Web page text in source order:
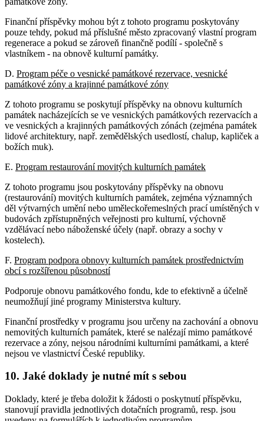
Finanční příspěvky mohou být z tohoto programu poskytovány
pouze tehdy, pokud má příslušné město zpracovaný vlastní program
regenerace a pokud se zároveň finančně podílí - společně s
vlastníkem - na obnově kulturní památky.
D. Program péče o vesnické památkové rezervace, vesnické
památkové zóny a krajinné památkové zóny
Z tohoto programu se poskytují příspěvky na obnovu kulturních
památek nacházejících se ve vesnických památkových rezervacích a
ve vesnických a krajinných památkových zónách (zejména památek
lidové architektury, např. zemědělských usedlostí, chalup, kapliček a
božích muk).
E. Program restaurování movitých kulturních památek
Z tohoto programu jsou poskytovány příspěvky na obnovu
(restaurování) movitých kulturních památek, zejména významných
děl výtvarných umění nebo uměleckořemeslných prací umístěných v
budovách zpřístupněných veřejnosti pro kulturní, výchovně
vzdělávací nebo náboženské účely (např. obrazy a sochy v
kostelech).
F. Program podpora obnovy kulturních památek prostřednictvím
obcí s rozšířenou působností
Podporuje obnovu památkového fondu, kde to efektivně a účelně
neumožňují jiné programy Ministerstva kultury.
Finanční prostředky v programu jsou určeny na zachování a obnovu
nemovitých kulturních památek, které se nalézají mimo památkové
rezervace a zóny, nejsou národními kulturními památkami, a které
nejsou ve vlastnictví České republiky.
10. Jaké doklady je nutné mít s sebou
Doklady, které je třeba doložit k žádosti o poskytnutí příspěvku,
stanovují pravidla jednotlivých dotačních programů, resp. jsou